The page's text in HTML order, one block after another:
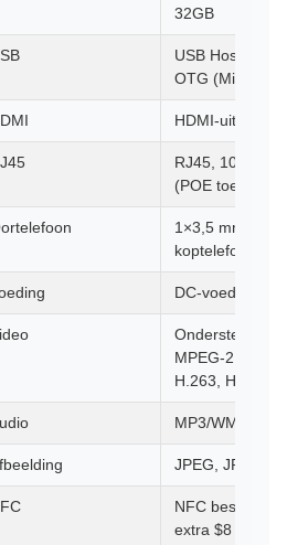
32GB
USB Host×3,
OTG (Mini)
HDMI-uitgang
RJ45, 10M/
(POE
1×3,5 mm
DC-
Ondersteunt
MPEG-2,
H.263, H.264,
MP3/WMA/
JPEG, JPG
NFC
extra $8